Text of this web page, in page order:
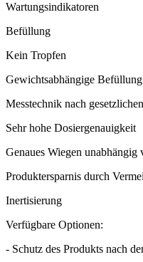
Wartungsindikatoren
Befüllung
Kein Tropfen
Gewichtsabhängige Befüllung
Messtechnik nach
Sehr hohe Dosiergenauigkeit
Genaues Wiegen
Produktersparnis durch
Inertisierung
Verfügbare Optionen:
- Schutz des Produkts nach